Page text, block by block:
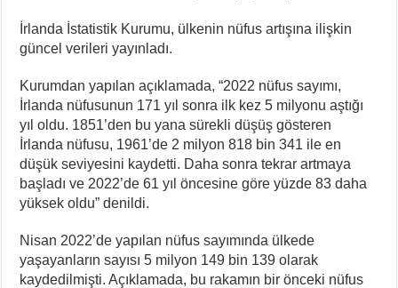
İrlanda İstatistik Kurumu, ülkenin nüfus artışına ilişkin
güncel verileri yayınladı.
Kurumdan yapılan açıklamada, “2022 nüfus sayımı,
İrlanda nüfusunun 171 yıl sonra ilk kez 5 milyonu aştığı
yıl oldu. 1851’den bu yana sürekli düşüş gösteren
İrlanda nüfusu, 1961’de 2 milyon 818 bin 341 ile en
düşük seviyesini kaydetti. Daha sonra tekrar artmaya
başladı ve 2022’de 61 yıl öncesine göre yüzde 83 daha
yüksek oldu” denildi.
Nisan 2022’de yapılan nüfus sayımında ülkede
yaşayanların sayısı 5 milyon 149 bin 139 olarak
kaydedilmişti. Açıklamada, bu rakamın bir önceki nüfus